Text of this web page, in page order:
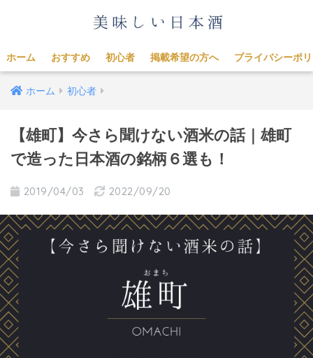
ホーム おすすめ 初心者 掲載希望の方へ プライバシーポ
ホーム 初心者
【雄町】今さら聞けない酒米の話｜雄町
で造った日本酒の銘柄６選も！
2019/04/03 2022/09/20